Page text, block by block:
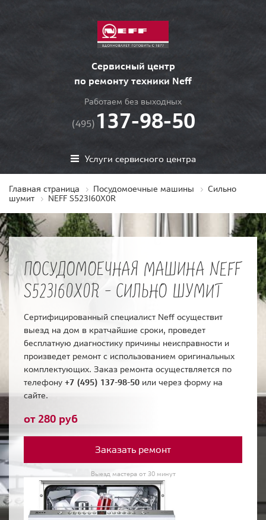
Сервисный центр
по ремонту техники Neff
Работаем без выходных
(495) 137-98-50
Услуги сервисного центра
Главная страница Посудомоечные машины
Сильно
шумит
NEFF S523I60X0R
ПОСУДОМОЕЧНАЯ МАШИНА NEFF
S523I60X0R - СИЛЬНО ШУМИТ
Сертифицированный специалист Neff осуществит
выезд на дом в кратчайшие сроки, проведет
бесплатную диагностику причины неисправности и
произведет ремонт с использованием оригинальных
комплектующих. Заказ ремонта осуществляется по
телефону +7 (495) 137-98-50 или через форму на
сайте.
от 280 руб
Заказать ремонт
Выезд мастера от 30 минут